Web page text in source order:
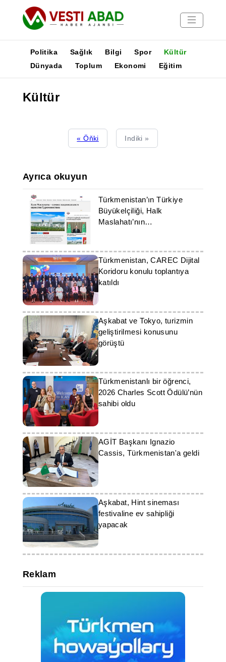
Haberler
Yayınlar
Politika Sağlık Bilgi Spor
Kültür
Dünyada
Toplum Ekonomi Eğitim
Kültür
« Öňki Indiki »
Ayrıca okuyun
Türkmenistan’ın Türkiye
Büyükelçiliği, Halk
Maslahatı’nın
Türkmenistan, CAREC Dijital
Koridoru konulu toplantıya
katıldı
Aşkabat ve Tokyo, turizmin
geliştirilmesi konusunu
görüştü
Türkmenistanlı bir öğrenci,
2026 Charles Scott Ödülü’nün
sahibi oldu
AGİT Başkanı Ignazio
Cassis, Türkmenistan'a geldi
Aşkabat, Hint sineması
festivaline ev sahipliği
yapacak
Reklam